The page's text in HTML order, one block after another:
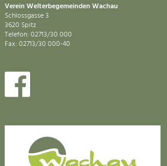
Verein Welterbegemeinden Wachau
Schlossgasse 3
3620 Spitz
Telefon: 02713/30 000
Fax: 02713/30 000-40